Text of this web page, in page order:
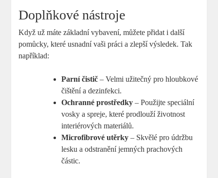
Doplňkové nástroje
Když už máte základní vybavení, můžete přidat i další
pomůcky, které usnadní vaši práci a zlepší výsledek. Tak
například:
Parní čistič – Velmi užitečný pro hloubkové
čištění a dezinfekci.
Ochranné prostředky – Použijte speciální
vosky a spreje, které prodlouží životnost
interiérových materiálů.
Microfibrové utěrky – Skvělé pro údržbu
lesku a odstranění jemných prachových
částic.